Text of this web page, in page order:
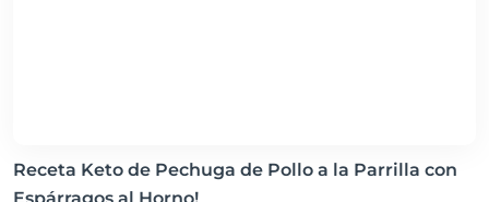
Receta Keto de Pechuga de Pollo a la Parrilla con